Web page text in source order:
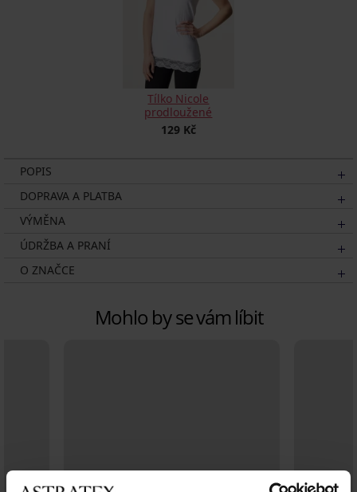
Tílko Nicole
prodloužené
129 Kč
POPIS
DOPRAVA A PLATBA
VÝMĚNA
ÚDRŽBA A PRANÍ
O ZNAČCE
Mohlo by se vám líbit